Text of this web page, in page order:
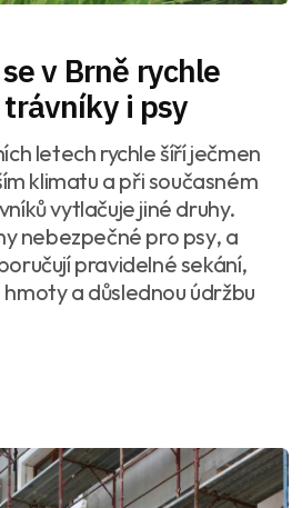
v Brně rychle
i psy
letech rychle šíří ječmen
klimatu a při současném
vytlačuje jiné druhy.
nebezpečné pro psy, a
pravidelné sekání,
a důslednou údržbu